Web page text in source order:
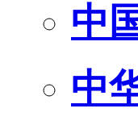
中
中